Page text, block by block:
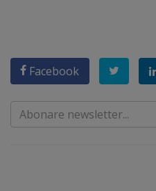
Facebook